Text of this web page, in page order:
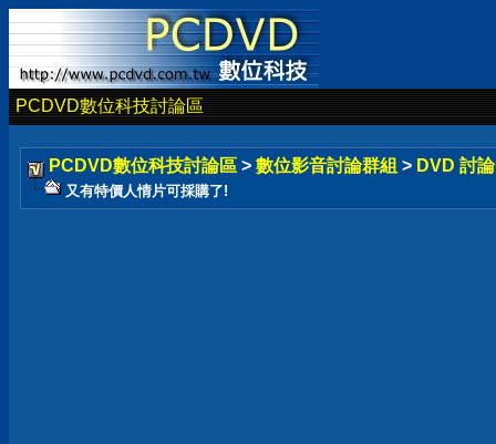
PCDVD數位科技討論區
PCDVD數位科技討論區 > 數位影音討論群組 > DVD 討
又有特價人情片可採購了!